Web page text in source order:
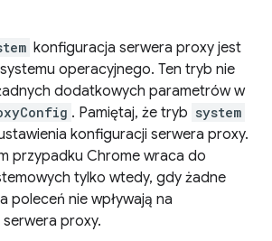
konfiguracja serwera proxy jest
operacyjnego. Ten tryb nie
dodatkowych parametrów w
. Pamiętaj, że tryb system
konfiguracji serwera proxy.
przypadku Chrome wraca do
tylko wtedy, gdy żadne
poleceń nie wpływają na
proxy.